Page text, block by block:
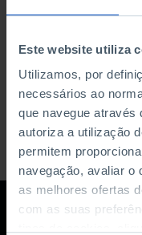
Este website utiliza
Utilizamos, por
necessários ao
que navegue através
autoriza a utilização
permitem
navegação, avaliar o
as melhores ofertas
com as suas